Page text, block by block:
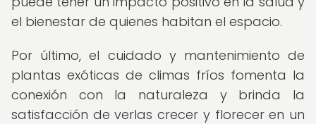
el bienestar de quienes habitan el espacio.
Por último, el cuidado y mantenimiento de
plantas exóticas de climas fríos fomenta la
conexión con la naturaleza y brinda la
satisfacción de verlas crecer y florecer en un